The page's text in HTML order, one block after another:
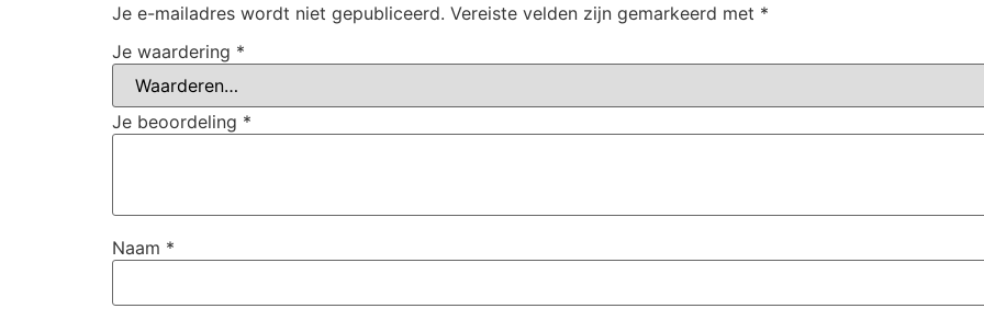
Je e-mailadres wordt niet gepubliceerd. Vereiste velden zijn gemarkeerd met *
Je waardering *
Je beoordeling *
Naam *